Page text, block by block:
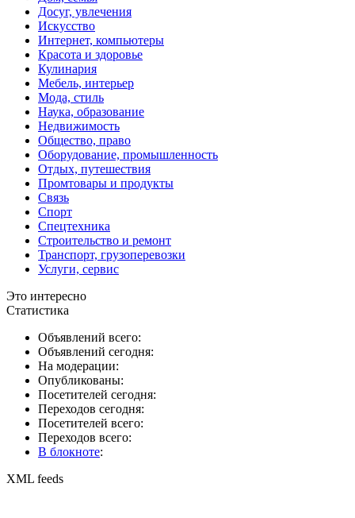
Досуг, увлечения
Искусство
Интернет, компьютеры
Красота и здоровье
Кулинария
Мебель, интерьер
Мода, стиль
Наука, образование
Недвижимость
Общество, право
Оборудование, промышленность
Отдых, путешествия
Промтовары и продукты
Связь
Спорт
Спецтехника
Строительство и ремонт
Транспорт, грузоперевозки
Услуги, сервис
Это интересно
Статистика
Объявлений всего:
Объявлений сегодня:
На модерации:
Опубликованы:
Посетителей сегодня:
Переходов сегодня:
Посетителей всего:
Переходов всего:
В блокноте:
XML feeds